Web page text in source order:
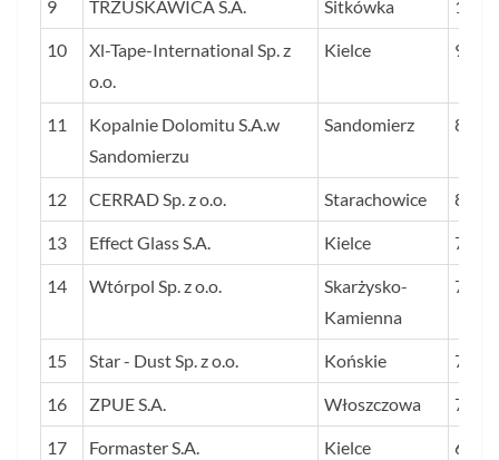
9 TRZUSKAWICA S.A. Sitkówka 1 070
10
Xl-Tape-International Sp. z
o.o.
Kielce 993
11
Kopalnie Dolomitu S.A.w
Sandomierzu
Sandomierz 856
12 CERRAD Sp. z o.o. Starachowice 812
13 Effect Glass S.A. Kielce 766
14 Wtórpol Sp. z o.o.
Skarżysko-
Kamienna
714
15 Star - Dust Sp. z o.o. Końskie 702
16 ZPUE S.A. Włoszczowa 701
17 Formaster S.A. Kielce 651